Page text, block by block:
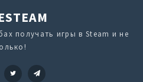
получать игры в Steam и не
VK Twitter